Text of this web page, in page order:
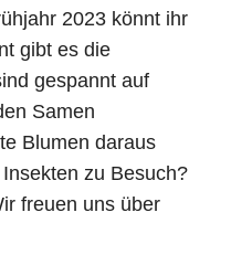
2023 könnt ihr
gibt es die
gespannt auf
Samen
Blumen daraus
zu Besuch?
freuen uns über